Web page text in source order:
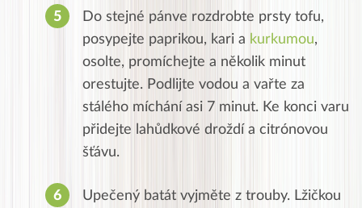
Do stejné pánve rozdrobte prsty tofu,
posypejte paprikou, kari a kurkumou,
osolte, promíchejte a několik minut
orestujte. Podlijte vodou a vařte za
stálého míchání asi 7 minut. Ke konci varu
přidejte lahůdkové droždí a citrónovou
šťávu.
Upečený batát vyjměte z trouby. Lžičkou